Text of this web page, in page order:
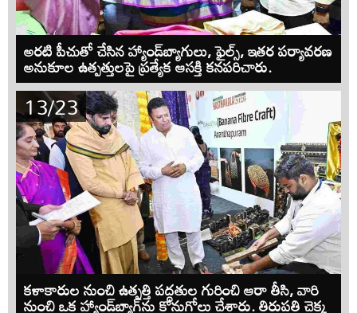
అరటి పీచుతో చేసిన హ్యాండ్‌బ్యాగులు, ఫైల్స్, ఇతర పర్యావరణ
అనుకూల ఉత్పత్తులపై ప్రత్యేక ఆసక్తి కనపరిచారు.
13/23
కళాకారుల నుంచి ఉత్పత్తి పద్ధతుల గురించి ఆరా తీసి, వారి
నుంచి ఒక హ్యాండ్‌బ్యాగ్‌ను కొనుగోలు చేశారు. తిరుపతి చెక్క